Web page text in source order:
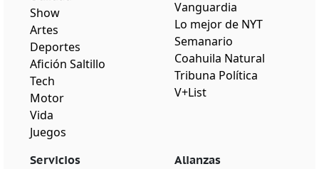
Show
Artes
Deportes
Afición Saltillo
Tech
Motor
Vida
Juegos
Vanguardia
Lo mejor de NYT
Semanario
Coahuila Natural
Tribuna Política
V+List
Servicios Alianzas